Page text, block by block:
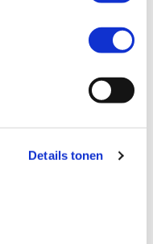
Details tonen